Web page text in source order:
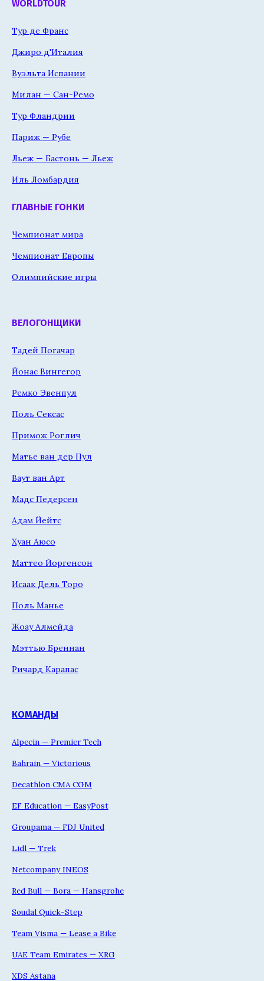
WORLDTOUR
Тур де Франс
Джиро д'Италия
Вуэльта Испании
Милан — Сан-Ремо
Тур Фландрии
Париж — Рубе
Льеж — Бастонь — Льеж
Иль Ломбардия
ГЛАВНЫЕ ГОНКИ
Чемпионат мира
Чемпионат Европы
Олимпийские игры
ВЕЛОГОНЩИКИ
Тадей Погачар
Йонас Вингегор
Ремко Эвенпул
Поль Сексас
Примож Роглич
Матье ван дер Пул
Ваут ван Арт
Мадс Педерсен
Адам Йейтс
Хуан Аюсо
Маттео Йоргенсон
Исаак Дель Торо
Поль Манье
Жоау Алмейда
Мэттью Бреннан
Ричард Карапас
КОМАНДЫ
Alpecin — Premier Tech
Bahrain — Victorious
Decathlon CMA CGM
EF Education — EasyPost
Groupama — FDJ United
Lidl — Trek
Netcompany INEOS
Red Bull — Bora — Hansgrohe
Soudal Quick-Step
Team Visma — Lease a Bike
UAE Team Emirates — XRG
XDS Astana